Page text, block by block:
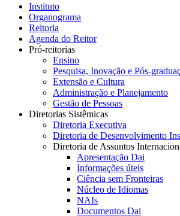
Instituto
Organograma
Reitoria
Agenda do Reitor
Pró-reitorias
Ensino
Pesquisa, Inovação e Pós-
Extensão e Cultura
Administração e Planejamento
Gestão de Pessoas
Diretorias Sistêmicas
Diretoria Executiva
Diretoria de Desenvolvimento
Diretoria de Assuntos
Apresentação Dai
Informações úteis
Ciência sem Fronteiras
Núcleo de Idiomas
NAIs
Documentos Dai